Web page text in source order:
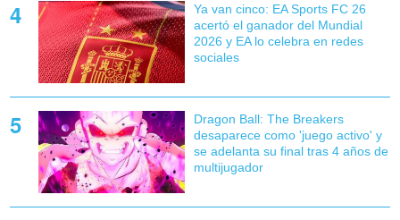
Ya van cinco: EA Sports FC 26
acertó el ganador del Mundial
2026 y EA lo celebra en redes
sociales
Dragon Ball: The Breakers
desaparece como 'juego activo' y
se adelanta su final tras 4 años de
multijugador